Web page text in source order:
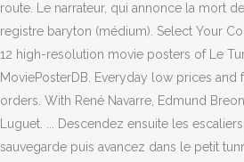
route. Le narrateur, qui annonce la mort
registre baryton (médium). Select Your
12 high-resolution movie posters of Le
MoviePosterDB. Everyday low prices
orders. With René Navarre, Edmund
Luguet. ... Descendez ensuite les
sauvegarde puis avancez dans le petit